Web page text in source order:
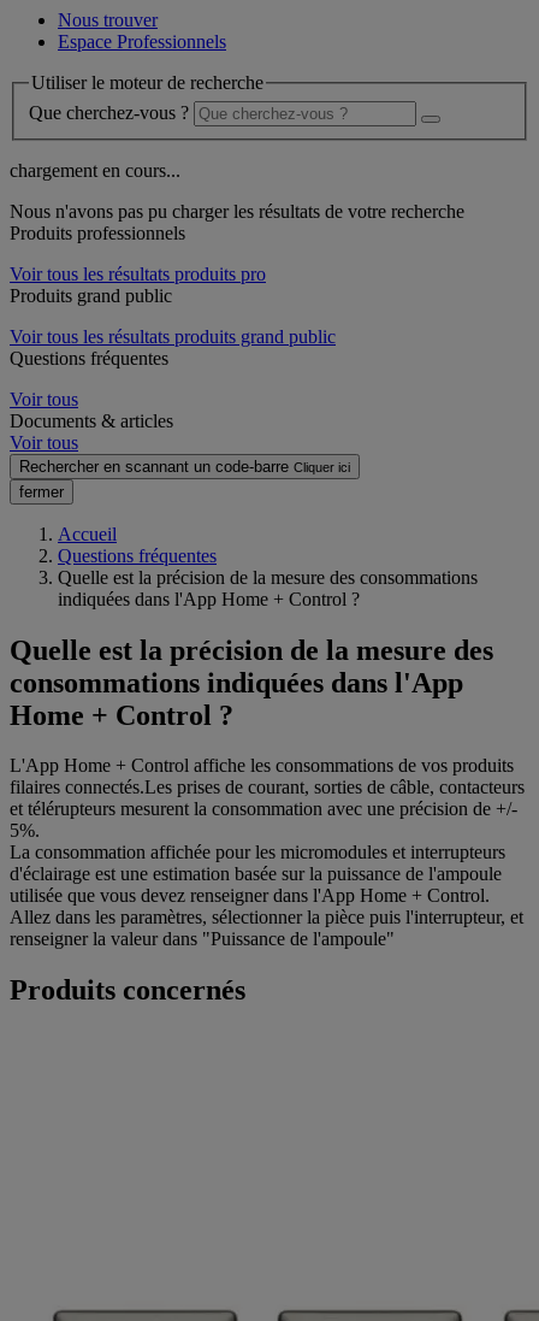
Nous trouver
Espace Professionnels
Utiliser le moteur de recherche
Que cherchez-vous ?
chargement en cours...
Nous n'avons pas pu charger les résultats de votre recherche
Produits professionnels
Voir tous les résultats produits pro
Produits grand public
Voir tous les résultats produits grand public
Questions fréquentes
Voir tous
Documents & articles
Voir tous
Rechercher en scannant un code-barre Cliquer ici
fermer
Accueil
Questions fréquentes
Quelle est la précision de la mesure des consommations
indiquées dans l'App Home + Control ?
Quelle est la précision de la mesure des
consommations indiquées dans l'App
Home + Control ?
L'App Home + Control affiche les consommations de vos produits
filaires connectés.Les prises de courant, sorties de câble, contacteurs
et télérupteurs mesurent la consommation avec une précision de +/-
5%.
La consommation affichée pour les micromodules et interrupteurs
d'éclairage est une estimation basée sur la puissance de l'ampoule
utilisée que vous devez renseigner dans l'App Home + Control.
Allez dans les paramètres, sélectionner la pièce puis l'interrupteur, et
renseigner la valeur dans "Puissance de l'ampoule"
Produits concernés